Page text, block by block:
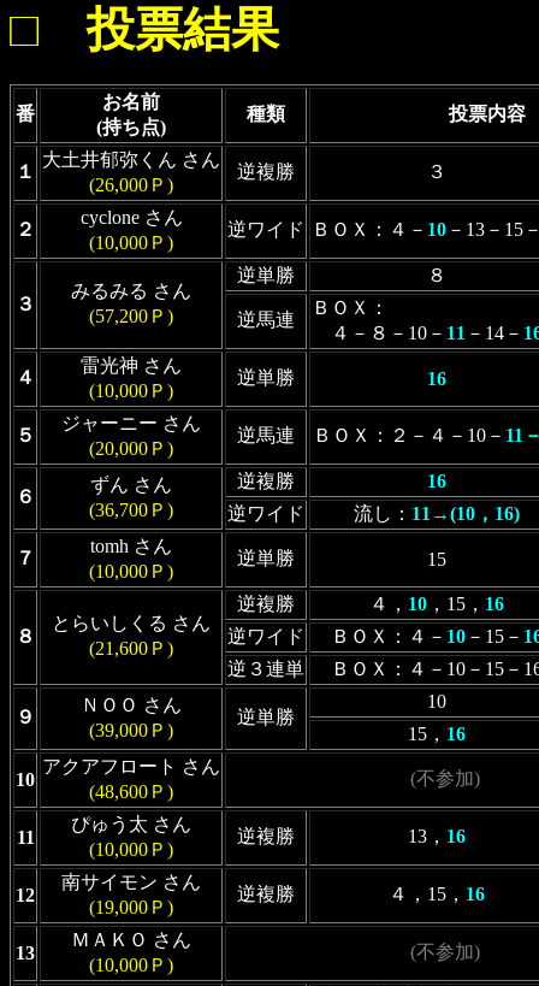
□ 投票結果
番
お名前
(持ち点)
種類 投票内容
１
大土井郁弥くん さん
(26,000Ｐ)
逆複勝 ３
２
cyclone さん
(10,000Ｐ)
逆ワイド ＢＯＸ：４－ 10 －13－15
３
みるみる さん
(57,200Ｐ)
逆単勝 ８
逆馬連
ＢＯＸ：
４－８－10－ 11 －14－
４
雷光神 さん
(10,000Ｐ)
逆単勝 16
５
ジャーニー さん
(20,000Ｐ)
逆馬連 ＢＯＸ：２－４－10－ 11
６
ずん さん
(36,700Ｐ)
逆複勝
16
逆ワイド
流し： 11→(10，16)
７
tomh さん
(10,000Ｐ)
逆単勝 15
８
とらいしくる さん
(21,600Ｐ)
逆複勝 ４， 10 ，15， 16
逆ワイド
ＢＯＸ：４－ 10 －15－
逆３連単
ＢＯＸ：４－10－15－
９
ＮＯＯ さん
(39,000Ｐ)
逆単勝
10
15， 16
10
アクアフロート さん
(48,600Ｐ)
(不参加)
11
ぴゅう太 さん
(10,000Ｐ)
逆複勝 13， 16
12
南サイモン さん
(19,000Ｐ)
逆複勝 ４，15， 16
13
ＭＡＫＯ さん
(10,000Ｐ)
(不参加)